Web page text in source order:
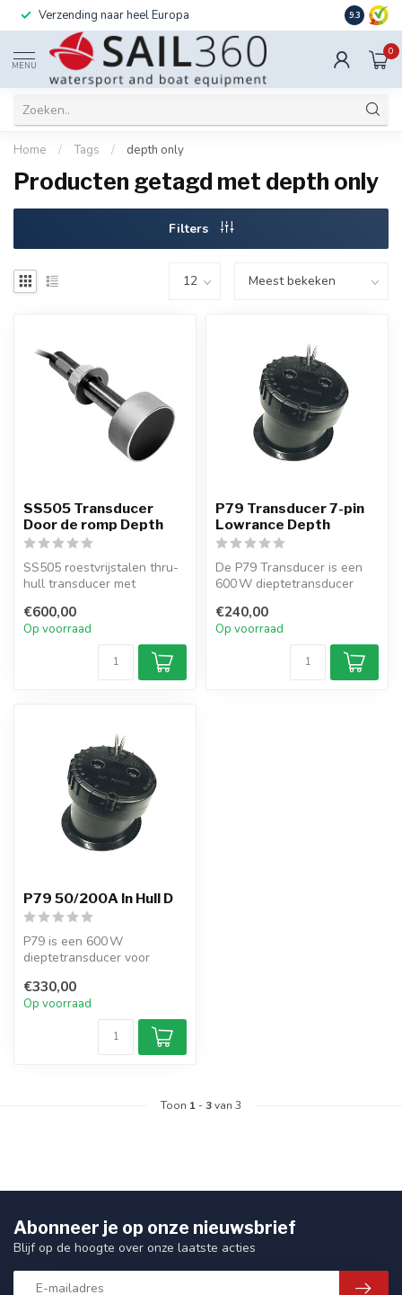
Verzending naar heel Europa Ook
9.3
MENU
0
Home / Tags / depth only
Producten getagd met depth only
Filters
SS505 Transducer
Door de romp Depth
SS505 roestvrijstalen thru-
hull transducer met
corrosiebest...
€600,00
Op voorraad
P79 Transducer 7-pin
Lowrance Depth
De P79 Transducer is een
600 W dieptetransducer
dualfrequ...
€240,00
Op voorraad
P79 50/200A In Hull D
P79 is een 600 W
dieptetransducer voor
frequentie. Verstelbaa...
€330,00
Op voorraad
Toon 1 -3van 3
Abonneer je op onze nieuwsbrief
Blijf op de hoogte over onze laatste acties